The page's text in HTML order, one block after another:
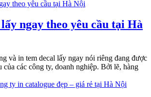
ngay theo yêu cầu tại Hà
và in tem decal lấy ngay nói riêng đang được
của các công ty, doanh nghiệp. Bởi lẽ, hàng